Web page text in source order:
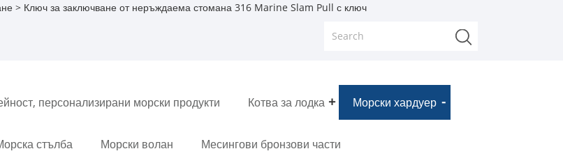
> Ключ за заключване от неръждаема стомана 316 Marine Slam Pull с ключ
персонализирани морски продукти Котва за лодка Морски хардуер
стълба Морски волан Месингови бронзови части